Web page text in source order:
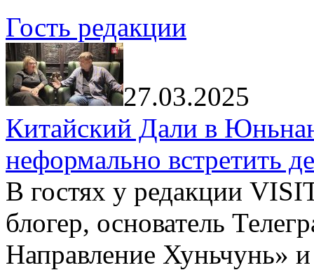
Гость редакции
27.03.2025
Китайский Дали в
неформально встретить
В гостях у редакции
блогер, основатель
Направление Хуньчунь»